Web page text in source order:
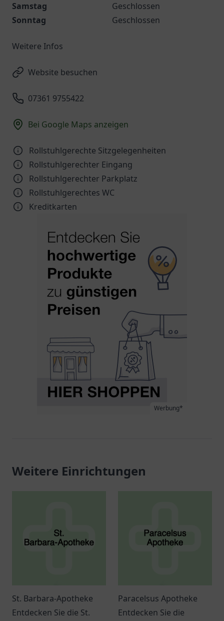
Samstag
Geschlossen
Sonntag
Geschlossen
Weitere Infos
Website besuchen
07361 9755422
Bei Google Maps anzeigen
Rollstuhlgerechte Sitzgelegenheiten
Rollstuhlgerechter Eingang
Rollstuhlgerechter Parkplatz
Rollstuhlgerechtes WC
Kreditkarten
Werbung*
Weitere Einrichtungen
St. Barbara-Apotheke
Entdecken Sie die St.
Paracelsus Apotheke
Entdecken Sie die